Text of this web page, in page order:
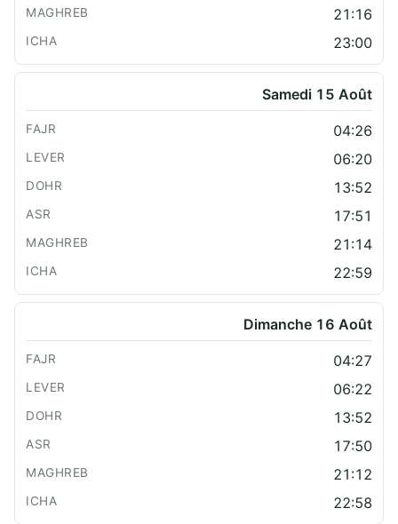
21:16
23:00
Samedi 15 Août
04:26
06:20
13:52
17:51
21:14
22:59
Dimanche 16 Août
04:27
06:22
13:52
17:50
21:12
22:58